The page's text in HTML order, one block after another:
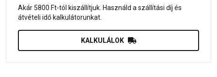
Akár 5800 Ft-tól kiszállítjuk. Használd a szállítási díj és
átvételi idő kalkulátorunkat.
KALKULÁLOK